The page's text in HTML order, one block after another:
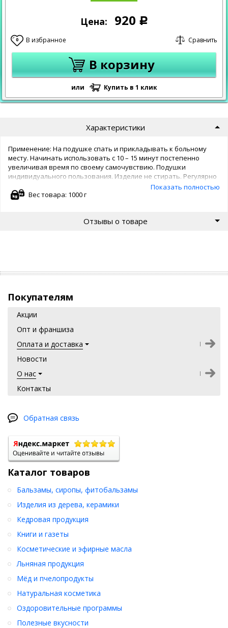
Цена: 920 Р
0 В избранное Сравнить
В корзину
или Купить в 1 клик
Характеристики
Применение: На подушке спать и прикладывать к больному
месту. Начинать использовать с 10 – 15 минут постепенно
увеличивая время по своему самочувствию. Подушки
индивидуального пользования. Изделие не стирать. Регулярно
сушить на солнце (подзаряжается). По мере исчезновения
запаха, подушку желательно сжечь, т.к. она впитала в себя
Показать полностью
Вес товара: 1000 г
Отзывы о товаре
Покупателям
Акции
Опт и франшиза
Оплата и доставка
Новости
О нас
Контакты
Обратная связь
Каталог товаров
Бальзамы, сиропы, фитобальзамы
Изделия из дерева, керамики
Кедровая продукция
Книги и газеты
Косметические и эфирные масла
Льняная продукция
Мёд и пчелопродукты
Натуральная косметика
Оздоровительные программы
Полезные вкусности